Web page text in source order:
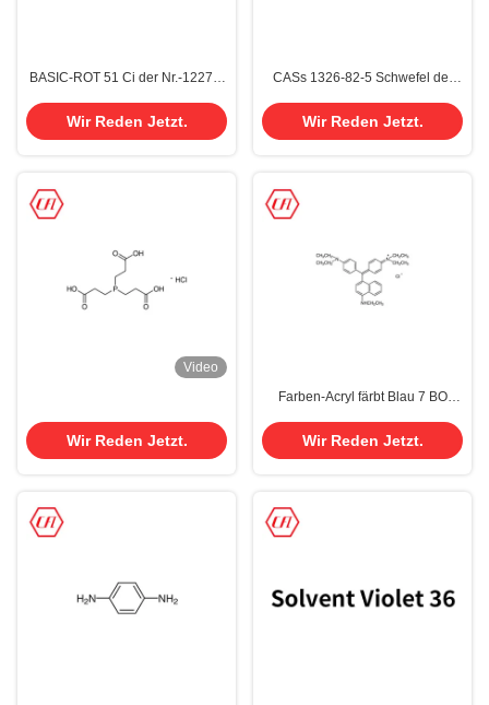
BASIC-ROT 51 Ci der Nr.-12270-
lösliche chemische Farbstoff-
Wir Reden Jetzt.
CASs 1326-82-5 Schwefel der
Baumwolle200% BR220%
schwarz
Wir Reden Jetzt.
Video
Wir Reden Jetzt.
Farben-Acryl färbt Blau 7 BO
Cas 2390-60-5
Wir Reden Jetzt.